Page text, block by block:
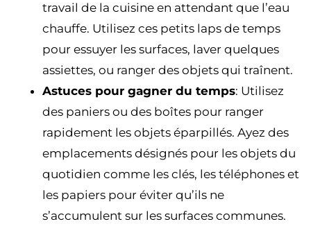
travail de la cuisine en attendant que l’eau
chauffe. Utilisez ces petits laps de temps
pour essuyer les surfaces, laver quelques
assiettes, ou ranger des objets qui traînent.
Astuces pour gagner du temps: Utilisez
des paniers ou des boîtes pour ranger
rapidement les objets éparpillés. Ayez des
emplacements désignés pour les objets du
quotidien comme les clés, les téléphones et
les papiers pour éviter qu’ils ne
s’accumulent sur les surfaces communes.